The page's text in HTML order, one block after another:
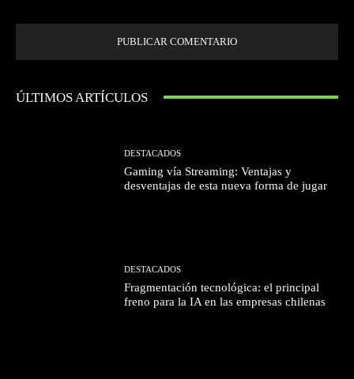
ÚLTIMOS ARTÍCULOS
DESTACADOS
Gaming vía Streaming: Ventajas y
desventajas de esta nueva forma de jugar
DESTACADOS
Fragmentación tecnológica: el principal
freno para la IA en las empresas chilenas